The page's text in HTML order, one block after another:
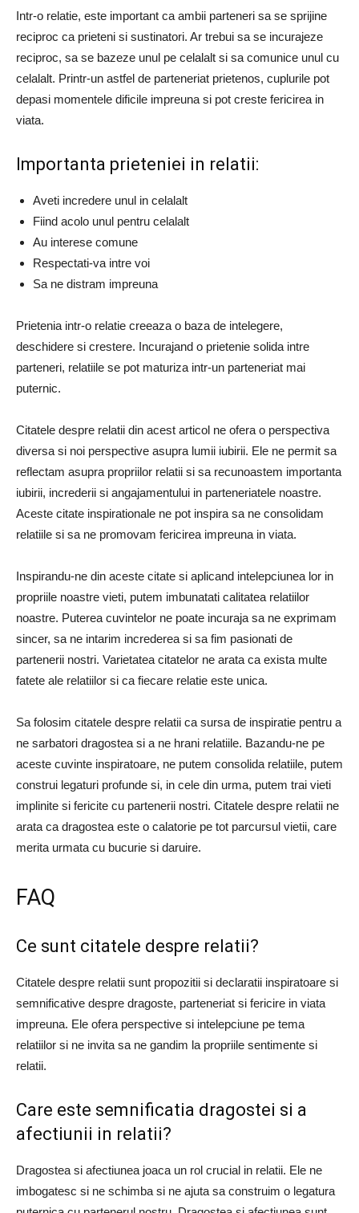
Intr-o relatie, este important ca ambii parteneri sa se sprijine
reciproc ca prieteni si sustinatori. Ar trebui sa se incurajeze
reciproc, sa se bazeze unul pe celalalt si sa comunice unul cu
celalalt. Printr-un astfel de parteneriat prietenos, cuplurile pot
depasi momentele dificile impreuna si pot creste fericirea in
viata.
Importanta prieteniei in relatii:
Aveti incredere unul in celalalt
Fiind acolo unul pentru celalalt
Au interese comune
Respectati-va intre voi
Sa ne distram impreuna
Prietenia intr-o relatie creeaza o baza de intelegere,
deschidere si crestere. Incurajand o prietenie solida intre
parteneri, relatiile se pot maturiza intr-un parteneriat mai
puternic.
Citatele despre relatii din acest articol ne ofera o perspectiva
diversa si noi perspective asupra lumii iubirii. Ele ne permit sa
reflectam asupra propriilor relatii si sa recunoastem importanta
iubirii, increderii si angajamentului in parteneriatele noastre.
Aceste citate inspirationale ne pot inspira sa ne consolidam
relatiile si sa ne promovam fericirea impreuna in viata.
Inspirandu-ne din aceste citate si aplicand intelepciunea lor in
propriile noastre vieti, putem imbunatati calitatea relatiilor
noastre. Puterea cuvintelor ne poate incuraja sa ne exprimam
sincer, sa ne intarim increderea si sa fim pasionati de
partenerii nostri. Varietatea citatelor ne arata ca exista multe
fatete ale relatiilor si ca fiecare relatie este unica.
Sa folosim citatele despre relatii ca sursa de inspiratie pentru a
ne sarbatori dragostea si a ne hrani relatiile. Bazandu-ne pe
aceste cuvinte inspiratoare, ne putem consolida relatiile, putem
construi legaturi profunde si, in cele din urma, putem trai vieti
implinite si fericite cu partenerii nostri. Citatele despre relatii ne
arata ca dragostea este o calatorie pe tot parcursul vietii, care
merita urmata cu bucurie si daruire.
FAQ
Ce sunt citatele despre relatii?
Citatele despre relatii sunt propozitii si declaratii inspiratoare si
semnificative despre dragoste, parteneriat si fericire in viata
impreuna. Ele ofera perspective si intelepciune pe tema
relatiilor si ne invita sa ne gandim la propriile sentimente si
relatii.
Care este semnificatia dragostei si a
afectiunii in relatii?
Dragostea si afectiunea joaca un rol crucial in relatii. Ele ne
imbogatesc si ne schimba si ne ajuta sa construim o legatura